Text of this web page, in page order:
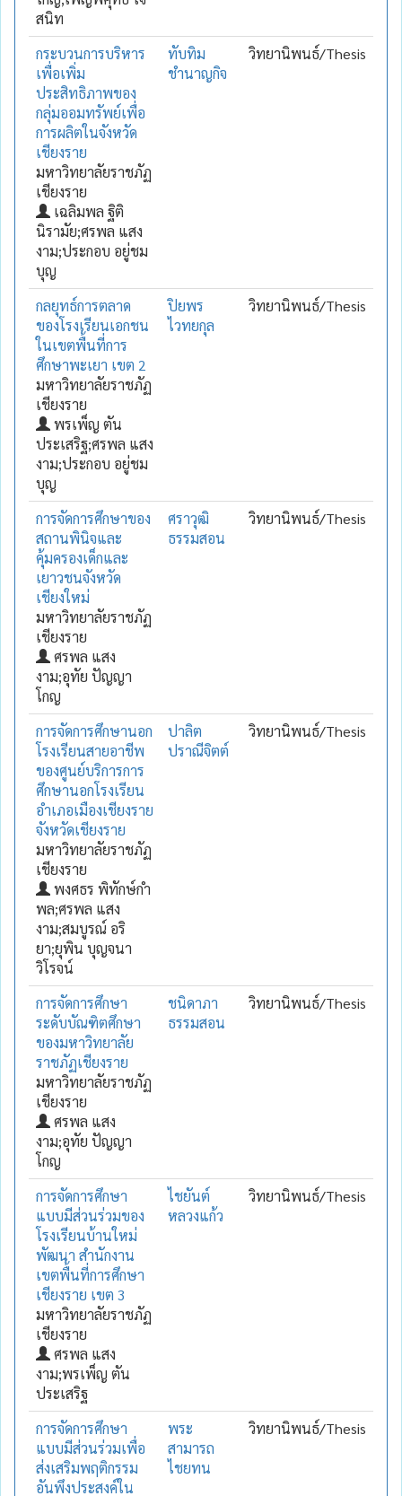
สนิท
กระบวนการบริหาร
เพื่อเพิ่ม
ประสิทธิภาพของ
กลุ่มออมทรัพย์เพื่อ
การผลิตในจังหวัด
เชียงราย
มหาวิทยาลัยราชภัฏ
เชียงราย
เฉลิมพล ฐิติ
นิรามัย;ศรพล แสง
งาม;ประกอบ อยู่ชม
บุญ
ทับทิม
ชำนาญกิจ
วิทยานิพนธ์/Thesis
กลยุทธ์การตลาด
ของโรงเรียนเอกชน
ในเขตพื้นที่การ
ศึกษาพะเยา เขต 2
มหาวิทยาลัยราชภัฏ
เชียงราย
พรเพ็ญ ตัน
ประเสริฐ;ศรพล แสง
งาม;ประกอบ อยู่ชม
บุญ
ปิยพร
ไวทยกุล
วิทยานิพนธ์/Thesis
การจัดการศึกษาของ
สถานพินิจและ
คุ้มครองเด็กและ
เยาวชนจังหวัด
เชียงใหม่
มหาวิทยาลัยราชภัฏ
เชียงราย
ศรพล แสง
งาม;อุทัย ปัญญา
โกญ
ศราวุฒิ
ธรรมสอน
วิทยานิพนธ์/Thesis
การจัดการศึกษานอก
โรงเรียนสายอาชีพ
ของศูนย์บริการการ
ศึกษานอกโรงเรียน
อำเภอเมืองเชียงราย
จังหวัดเชียงราย
มหาวิทยาลัยราชภัฏ
เชียงราย
พงศธร พิทักษ์กำ
พล;ศรพล แสง
งาม;สมบูรณ์ อริ
ยา;ยุพิน บุญจนา
วิโรจน์
ปาลิต
ปราณีจิตต์
วิทยานิพนธ์/Thesis
การจัดการศึกษา
ระดับบัณฑิตศึกษา
ของมหาวิทยาลัย
ราชภัฏเชียงราย
มหาวิทยาลัยราชภัฏ
เชียงราย
ศรพล แสง
งาม;อุทัย ปัญญา
โกญ
ชนิดาภา
ธรรมสอน
วิทยานิพนธ์/Thesis
การจัดการศึกษา
แบบมีส่วนร่วมของ
โรงเรียนบ้านใหม่
พัฒนา สำนักงาน
เขตพื้นที่การศึกษา
เชียงราย เขต 3
มหาวิทยาลัยราชภัฏ
เชียงราย
ศรพล แสง
งาม;พรเพ็ญ ตัน
ประเสริฐ
ไชยันต์
หลวงแก้ว
วิทยานิพนธ์/Thesis
การจัดการศึกษา
แบบมีส่วนร่วมเพื่อ
ส่งเสริมพฤติกรรม
อันพึงประสงค์ใน
พระ
สามารถ
ไชยทน
วิทยานิพนธ์/Thesis